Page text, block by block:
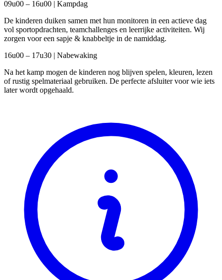
09u00 – 16u00 | Kampdag
De kinderen duiken samen met hun monitoren in een actieve dag
vol sportopdrachten, teamchallenges en leerrijke activiteiten. Wij
zorgen voor een sapje & knabbeltje in de namiddag.
16u00 – 17u30 | Nabewaking
Na het kamp mogen de kinderen nog blijven spelen, kleuren, lezen
of rustig spelmateriaal gebruiken. De perfecte afsluiter voor wie iets
later wordt opgehaald.